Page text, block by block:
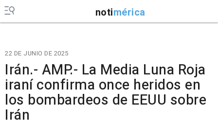
notimérica
22 DE JUNIO DE 2025
Irán.- AMP.- La Media Luna Roja
iraní confirma once heridos en
los bombardeos de EEUU sobre
Irán